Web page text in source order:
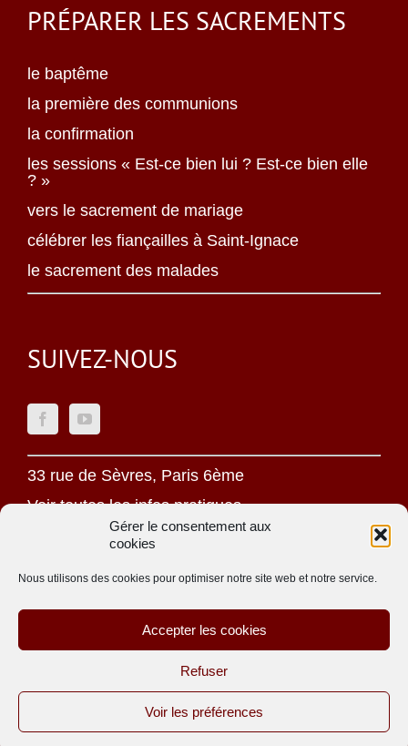
Gérer le consentement aux
cookies
Nous utilisons des cookies pour optimiser notre site web et notre service.
Accepter les cookies
Refuser
Voir les préférences
PRÉPARER LES SACREMENTS
le baptême
la première des communions
la confirmation
les sessions « Est-ce bien lui ? Est-ce bien elle
? »
vers le sacrement de mariage
célébrer les fiançailles à Saint-Ignace
le sacrement des malades
SUIVEZ-NOUS
33 rue de Sèvres, Paris 6ème
Voir toutes les infos pratiques
Mentions légales
Politique de confidentialité
Une oeuvre jésuite
Site réalisé parACCK